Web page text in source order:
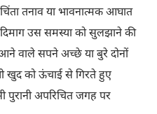
तनाव या भावनात्मक आघात
उस समस्या को सुलझाने की
आने वाले सपने अच्छे या बुरे दोनों
खुद को ऊंचाई से गिरते हुए
पुरानी अपरिचित जगह पर